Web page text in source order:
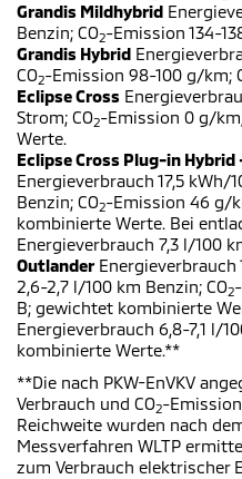
Grandis Mildhybrid
Benzin; CO2-Emission 134-
Grandis Hybrid
CO2-Emission 98-100 g/km;
Eclipse Cross
Strom; CO2-Emission 0 g/
Werte.
Eclipse Cross Plug-in
Energieverbrauch 17,5
Benzin; CO2-Emission 46 g/
kombinierte Werte. Bei
Energieverbrauch 7,3 l/100
Outlander Energieverbrauch
2,6-2,7 l/100 km Benzin; CO2
B; gewichtet kombinierte
Energieverbrauch 6,8-7,1 l/
kombinierte Werte.**
**Die nach PKW-EnVKV
Verbrauch und CO2-
Reichweite wurden nach
Messverfahren WLTP
zum Verbrauch elektrischer